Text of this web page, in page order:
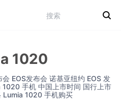
1020
诺基亚纽约 EOS 发
手机 中国上市时间 国行上市
Lumia 1020 手机购买